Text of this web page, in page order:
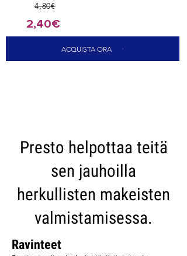
4,80€
2,40€
ACQUISTA ORA
Presto helpottaa teitä
sen jauhoilla
herkullisten makeisten
valmistamisessa.
Ravinteet